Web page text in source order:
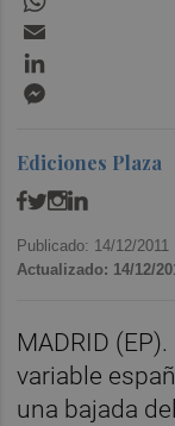
Ediciones Plaza
Publicado: 14/12/2011
Actualizado: 14/12/
MADRID
variable
una bajada